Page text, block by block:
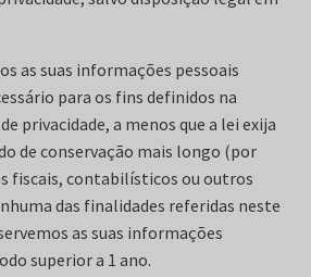
as suas informações pessoais
para os fins definidos na
privacidade, a menos que a lei exija
de conservação mais longo (por
fiscais, contabilísticos ou outros
das finalidades referidas neste
as suas informações
superior a 1 ano.